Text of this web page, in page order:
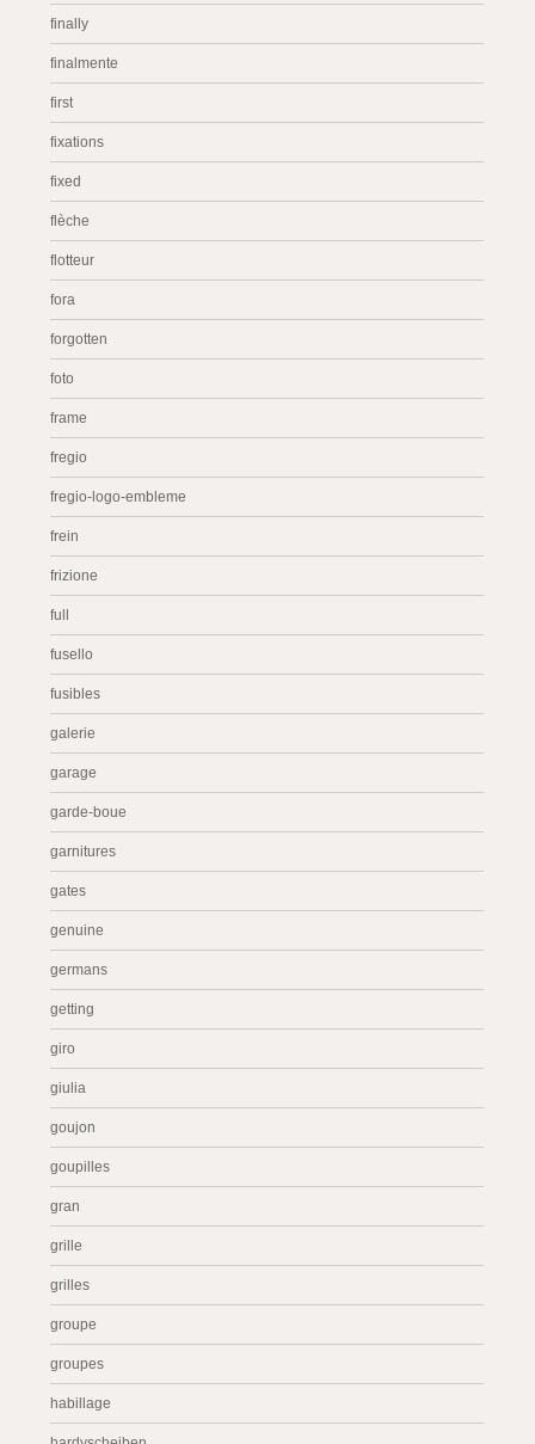
finally
finalmente
first
fixations
fixed
flèche
flotteur
fora
forgotten
foto
frame
fregio
fregio-logo-embleme
frein
frizione
full
fusello
fusibles
galerie
garage
garde-boue
garnitures
gates
genuine
germans
getting
giro
giulia
goujon
goupilles
gran
grille
grilles
groupe
groupes
habillage